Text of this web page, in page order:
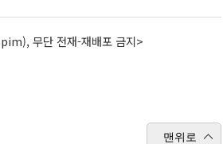
무단 전재-재배포 금지>
맨위로